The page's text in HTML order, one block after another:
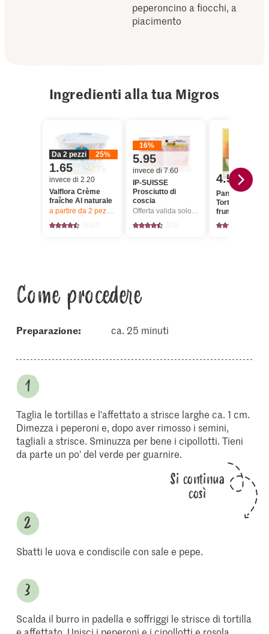
peperoncino a fiocchi, a
piacimento
Ingredienti alla tua Migros
Da 2 pezzi 25%
1.65
invece di 2.20
Valflora Crème
fraîche Al naturale
a partire da 2 pezzi, Offerta valida solo dal 6.8 al 12.8.2026, fino a
16%
5.95
invece di 7.60
IP-SUISSE
Prosciutto di
coscia
Offerta valida solo dal 6.8 al 12.8.2026, fino a esaurimento dello stock.
4.55
Pancho Villa
Tortillas di
frumento super
soft e flessibili
Come procedere
Preparazione: ca. 25 minuti
Taglia le tortillas e l'affettato a strisce larghe ca. 1 cm.
Dimezza i peperoni e, dopo aver rimosso i semini,
tagliali a strisce. Sminuzza per bene i cipollotti. Tieni
da parte un po' del verde per guarnire.
Si continua
così
Sbatti le uova e condiscile con sale e pepe.
Scalda il burro in padella e soffriggi le strisce di tortilla